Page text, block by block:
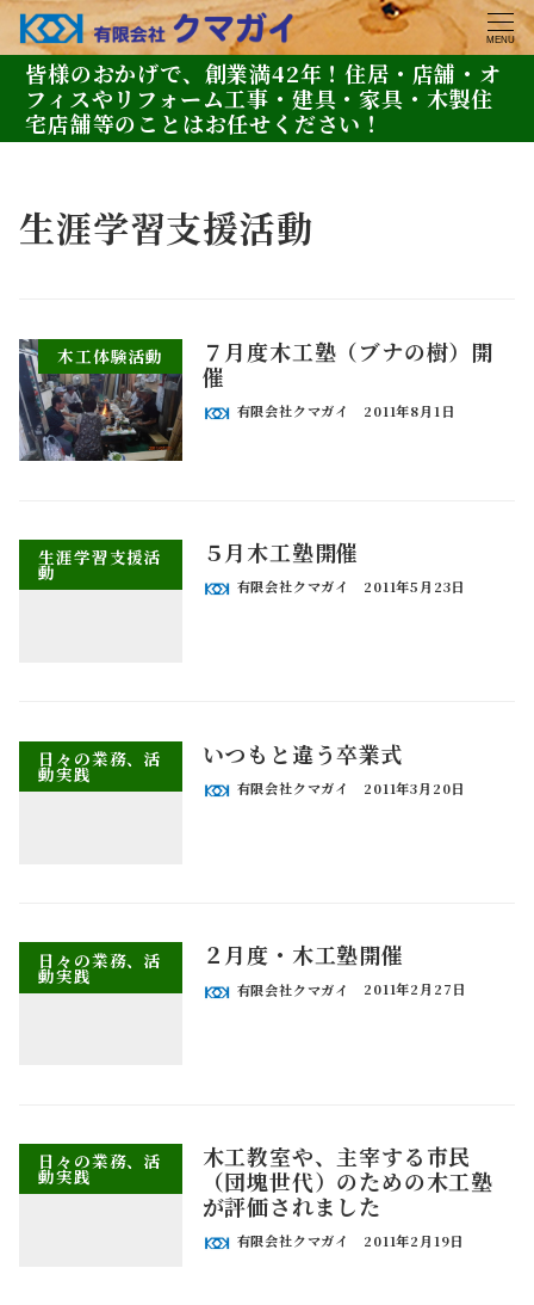
MENU
皆様のおかげで、創業満42年！住居・店舗・オ
フィスやリフォーム工事・建具・家具・木製住
宅店舗等のことはお任せください！
生涯学習支援活動
木工体験活動
７月度木工塾（ブナの樹）開
催
有限会社クマガイ 2011年8月1日
生涯学習支援活
動
５月木工塾開催
有限会社クマガイ 2011年5月23日
日々の業務、活
動実践
いつもと違う卒業式
有限会社クマガイ 2011年3月20日
日々の業務、活
動実践
２月度・木工塾開催
有限会社クマガイ 2011年2月27日
日々の業務、活
動実践
木工教室や、主宰する市民
（団塊世代）のための木工塾
が評価されました
有限会社クマガイ 2011年2月19日